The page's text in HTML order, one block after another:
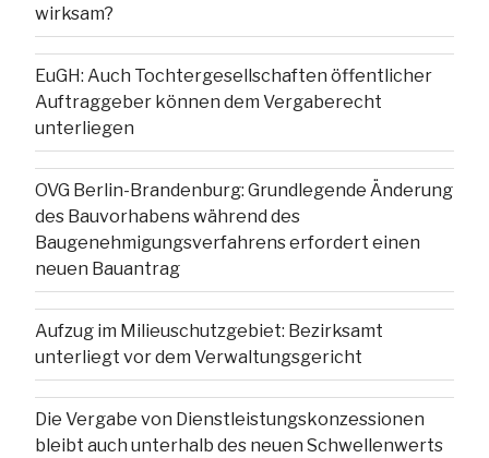
wirksam?
EuGH: Auch Tochtergesellschaften öffentlicher
Auftraggeber können dem Vergaberecht
unterliegen
OVG Berlin-Brandenburg: Grundlegende Änderung
des Bauvorhabens während des
Baugenehmigungsverfahrens erfordert einen
neuen Bauantrag
Aufzug im Milieuschutzgebiet: Bezirksamt
unterliegt vor dem Verwaltungsgericht
Die Vergabe von Dienstleistungskonzessionen
bleibt auch unterhalb des neuen Schwellenwerts